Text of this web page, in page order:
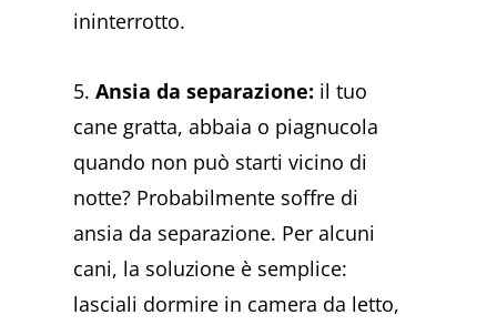
ininterrotto.
5.Ansia da separazione: il tuo
cane gratta, abbaia o piagnucola
quando non può starti vicino di
notte? Probabilmente soffre di
ansia da separazione. Per alcuni
cani, la soluzione è semplice:
lasciali dormire in camera da letto,